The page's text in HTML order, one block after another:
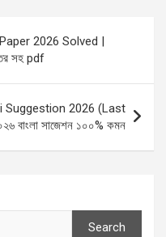
2026 Solved |
সহ pdf
Suggestion 2026 (Last
বাংলা সাজেশন ১০০% কমন
Search